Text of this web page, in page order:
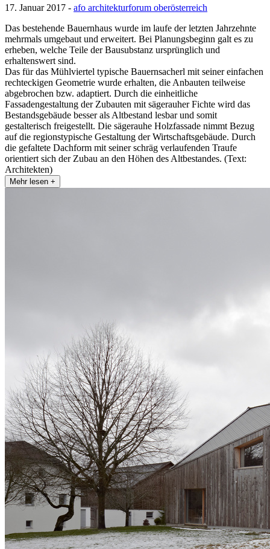
17. Januar 2017 - afo architekturforum oberösterreich
Das bestehende Bauernhaus wurde im laufe der letzten Jahrzehnte
mehrmals umgebaut und erweitert. Bei Planungsbeginn galt es zu
erheben, welche Teile der Bausubstanz ursprünglich und
erhaltenswert sind.
Das für das Mühlviertel typische Bauernsacherl mit seiner einfachen
rechteckigen Geometrie wurde erhalten, die Anbauten teilweise
abgebrochen bzw. adaptiert. Durch die einheitliche
Fassadengestaltung der Zubauten mit sägerauher Fichte wird das
Bestandsgebäude besser als Altbestand lesbar und somit
gestalterisch freigestellt. Die sägerauhe Holzfassade nimmt Bezug
auf die regionstypische Gestaltung der Wirtschaftsgebäude. Durch
die gefaltete Dachform mit seiner schräg verlaufenden Traufe
orientiert sich der Zubau an den Höhen des Altbestandes. (Text:
Architekten)
Mehr lesen +